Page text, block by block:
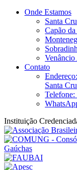
Onde Estamos
Santa
Capão
Venâncio
Contato
Santa
Instituição